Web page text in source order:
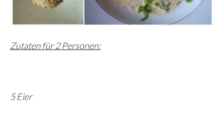
Zutaten für 2 Personen:
5 Eier